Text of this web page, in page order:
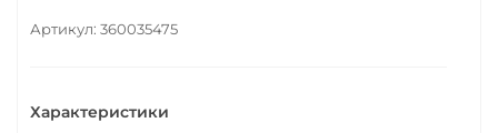
Артикул: 360035475
Характеристики